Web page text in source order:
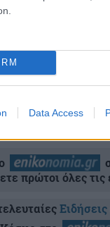
Data Access
πρώτοι όλες τις
Ειδήσεις